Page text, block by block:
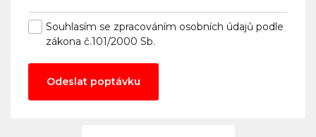
Souhlasím se zpracováním osobních údajů podle
zákona č.101/2000 Sb.
Odeslat poptávku